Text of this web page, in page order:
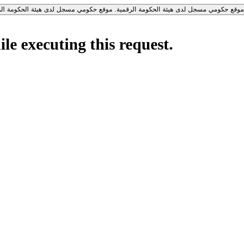
موقع حكومي مسجل لدى هيئة الحكومة الرقمية. موقع حكومي مسجل لدى هيئة الحكومة
executing this request.